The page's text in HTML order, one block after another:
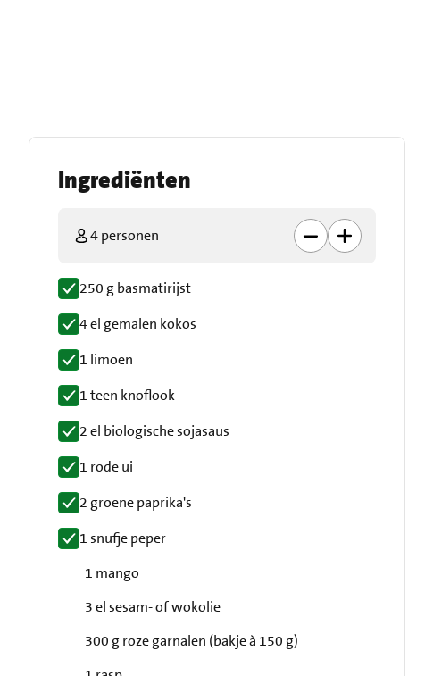
Ingrediënten
4 personen
250 g basmatirijst
4 el gemalen kokos
1 limoen
1 teen knoflook
2 el biologische sojasaus
1 rode ui
2 groene paprika's
1 snufje peper
1 mango
3 el sesam- of wokolie
300 g roze garnalen (bakje à 150 g)